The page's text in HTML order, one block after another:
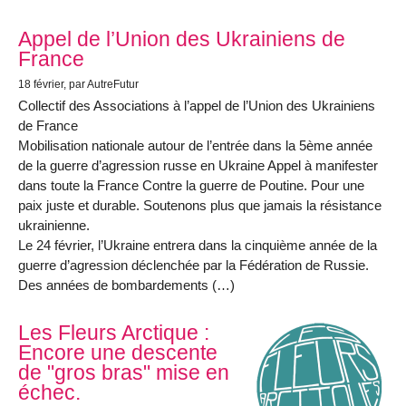
Appel de l’Union des Ukrainiens de
France
18 février, par AutreFutur
Collectif des Associations à l’appel de l’Union des Ukrainiens
de France
Mobilisation nationale autour de l’entrée dans la 5ème année
de la guerre d’agression russe en Ukraine Appel à manifester
dans toute la France Contre la guerre de Poutine. Pour une
paix juste et durable. Soutenons plus que jamais la résistance
ukrainienne.
Le 24 février, l’Ukraine entrera dans la cinquième année de la
guerre d’agression déclenchée par la Fédération de Russie.
Des années de bombardements (…)
Les Fleurs Arctique :
Encore une descente
de "gros bras" mise en
échec.